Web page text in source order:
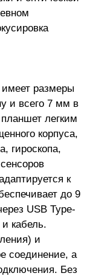
размеры
и всего 7 мм в
легким
корпуса,
гироскопа,
к
до 9
USB Type-
кабель.
и
соединение, а
Без